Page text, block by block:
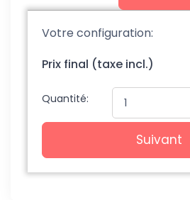
Votre configuration:
Prix final (taxe incl.)
Quantité:
Suivant